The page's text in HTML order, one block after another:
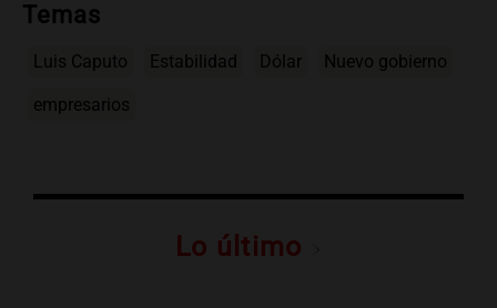
Temas
Luis Caputo Estabilidad Dólar Nuevo gobierno
empresarios
Lo último